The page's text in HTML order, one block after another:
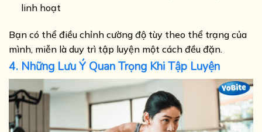
linh hoạt
Bạn có thể điều chỉnh cường độ tùy theo thể trạng của
mình, miễn là duy trì tập luyện một cách đều đặn.
4. Những Lưu Ý Quan Trọng Khi Tập Luyện